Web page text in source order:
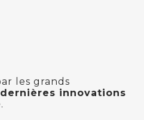
les grands
dernières innovations
.